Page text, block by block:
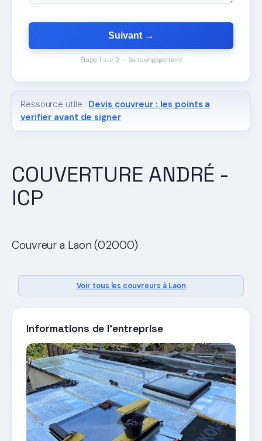
COUVERTURE ANDRÉ -
ICP
Couvreur a Laon (02000)
Voir tous les couvreurs à Laon
Informations de l'entreprise
Suivant →
Étape 1 sur 2 — Sans engagement
Ressource utile : Devis couvreur : les points a
verifier avant de signer